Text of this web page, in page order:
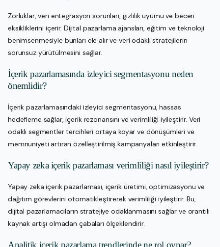
Zorluklar, veri entegrasyon sorunları, gizlilik uyumu ve beceri
eksikliklerini içerir. Dijital pazarlama ajansları, eğitim ve teknoloji
benimsenmesiyle bunları ele alır ve veri odaklı stratejilerin
sorunsuz yürütülmesini sağlar.
İçerik pazarlamasında izleyici segmentasyonu neden
önemlidir?
İçerik pazarlamasındaki izleyici segmentasyonu, hassas
hedefleme sağlar, içerik rezonansını ve verimliliği iyileştirir. Veri
odaklı segmentler tercihleri ortaya koyar ve dönüşümleri ve
memnuniyeti artıran özelleştirilmiş kampanyaları etkinleştirir.
Yapay zeka içerik pazarlaması verimliliği nasıl iyileştirir?
Yapay zeka içerik pazarlaması, içerik üretimi, optimizasyonu ve
dağıtım görevlerini otomatikleştirerek verimliliği iyileştirir. Bu,
dijital pazarlamacıların stratejiye odaklanmasını sağlar ve orantılı
kaynak artışı olmadan çabaları ölçeklendirir.
Analitik içerik pazarlama trendlerinde ne rol oynar?